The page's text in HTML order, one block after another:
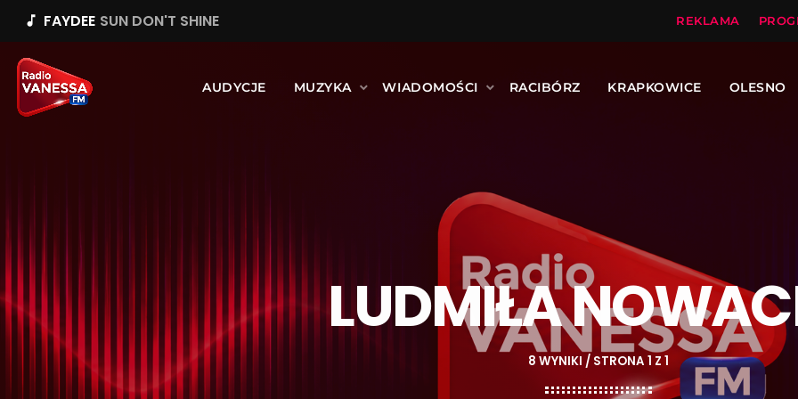
music_note FAYDEE SUN DON'T SHINE REKLAMA
AUDYCJE MUZYKA WIADOMOŚCI RACIBÓRZ KRAPKOWICE OLESNO
LUDMIŁA
8 WYNIKI / STRONA 1 Z 1